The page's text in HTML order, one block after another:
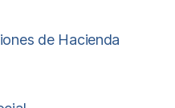
de Hacienda